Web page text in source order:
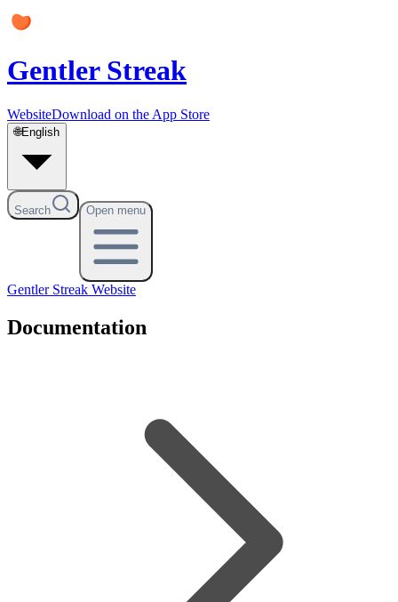
Gentler Streak
WebsiteDownload on the App Store
🌐English
Search Open menu
Gentler Streak Website
Documentation